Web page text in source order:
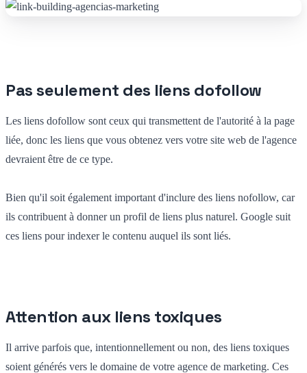
Pas seulement des liens dofollow
Les liens dofollow sont ceux qui transmettent de l'autorité à la page
liée, donc les liens que vous obtenez vers votre site web de l'agence
devraient être de ce type.
Bien qu'il soit également important d'inclure des liens nofollow, car
ils contribuent à donner un profil de liens plus naturel. Google suit
ces liens pour indexer le contenu auquel ils sont liés.
Attention aux liens toxiques
Il arrive parfois que, intentionnellement ou non, des liens toxiques
soient générés vers le domaine de votre agence de marketing. Ces